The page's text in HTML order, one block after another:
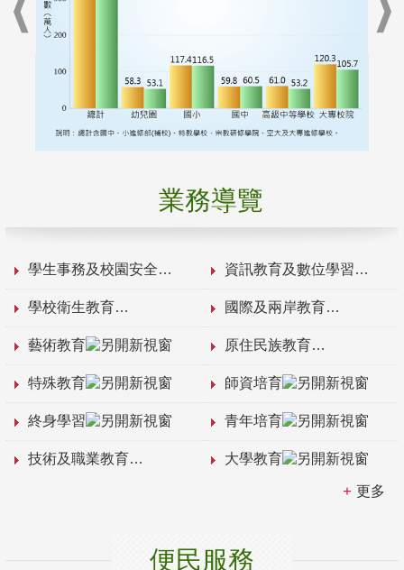
業務導覽
學生事務及校園安全 資訊教育及數位學習
學校衛生教育 國際及兩岸教育
藝術教育 原住民族教育
特殊教育 師資培育
終身學習 青年培育
技術及職業教育 大學教育
更多
便民服務